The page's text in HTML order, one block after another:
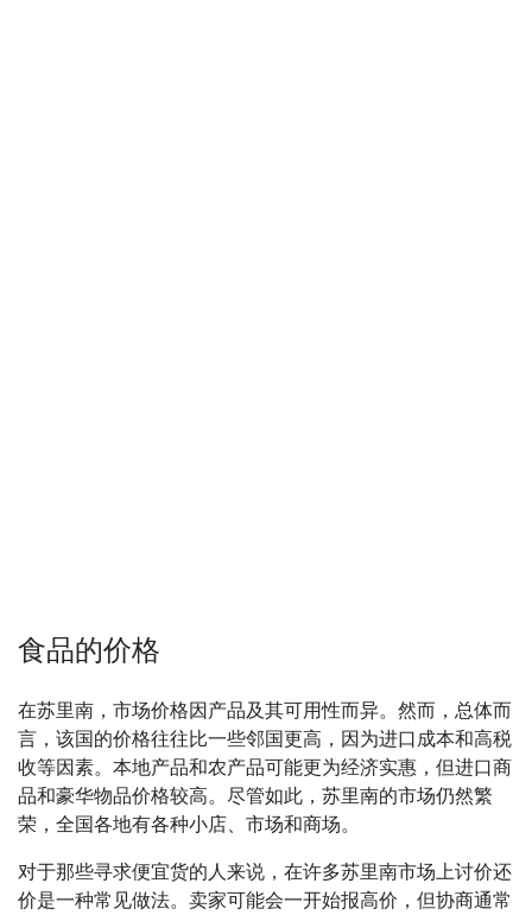
食品的价格
在苏里南，市场价格因产品及其可用性而异。然而，总体而
言，该国的价格往往比一些邻国更高，因为进口成本和高税
收等因素。本地产品和农产品可能更为经济实惠，但进口商
品和豪华物品价格较高。尽管如此，苏里南的市场仍然繁
荣，全国各地有各种小店、市场和商场。
对于那些寻求便宜货的人来说，在许多苏里南市场上讨价还
价是一种常见做法。卖家可能会一开始报高价，但协商通常